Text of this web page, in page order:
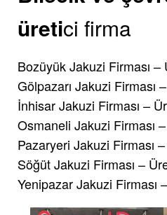
üretici firma
Bozüyük Jakuzi Firması
Gölpazarı Jakuzi Firması
İnhisar Jakuzi Firması –
Osmaneli Jakuzi Firması
Pazaryeri Jakuzi Firması
Söğüt Jakuzi Firması –
Yenipazar Jakuzi Firması